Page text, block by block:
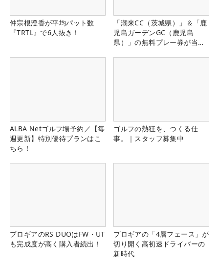
仲宗根澄香が平均パット数
『TRTL』で6人抜き！
「潮来CC（茨城県）」＆「鹿
児島ガーデンGC（鹿児島
県）」の無料プレー券が当た
ALBA Netゴルフ場予約／【毎
週更新】特別優待プランはこ
ちら！
ゴルフの熱狂を、つくる仕
事。｜スタッフ募集中
プロギアのRS DUOはFW・UT
も完成度が高く購入者続出！
プロギアの「4層フェース」が
切り開く高初速ドライバーの
新時代